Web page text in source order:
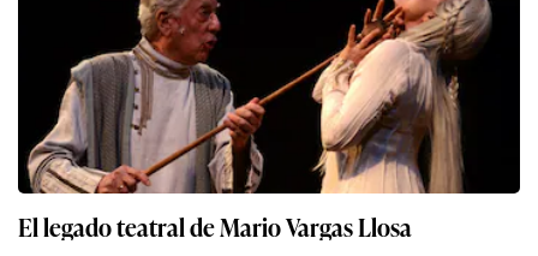
El legado teatral de Mario Vargas Llosa